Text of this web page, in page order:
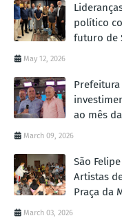
político
futuro de
May 12, 2026
ao mês
March 09, 2026
São
Artistas
Praça da
March 03, 2026